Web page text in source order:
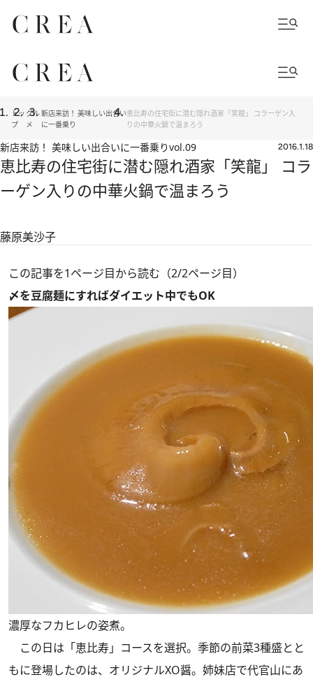
トッ
プ
グル
メ
新店来訪！ 美味しい出合い
に一番乗り
恵比寿の住宅街に潜む隠れ酒家「笑龍」 コラーゲン入
りの中華火鍋で温まろう
新店来訪！ 美味しい出合いに一番乗りvol.09 2016.1.18
恵比寿の住宅街に潜む隠れ酒家「笑龍」 コラ
ーゲン入りの中華火鍋で温まろう
藤原美沙子
この記事を1ページ目から読む（2/2ページ目）
〆を豆腐麺にすればダイエット中でもOK
濃厚なフカヒレの姿煮。
この日は「恵比寿」コースを選択。季節の前菜3種盛とと
もに登場したのは、オリジナルXO醤。姉妹店で代官山にあ